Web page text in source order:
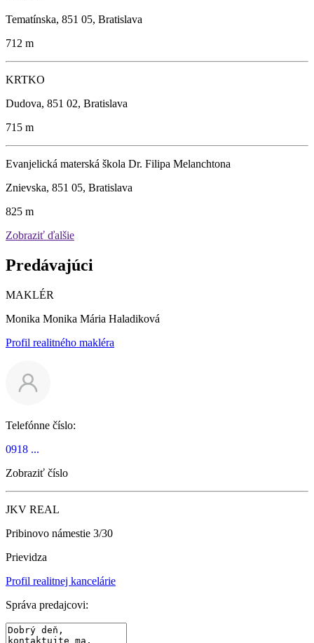
Tematínska, 851 05, Bratislava
712 m
KRTKO
Dudova, 851 02, Bratislava
715 m
Evanjelická materská škola Dr. Filipa Melanchtona
Znievska, 851 05, Bratislava
825 m
Zobraziť ďalšie
Predávajúci
MAKLÉR
Monika Monika Mária Haladiková
Profil realitného makléra
Telefónne číslo:
0918 ...
Zobraziť číslo
JKV REAL
Pribinovo námestie 3/30
Prievidza
Profil realitnej kancelárie
Správa predajcovi: